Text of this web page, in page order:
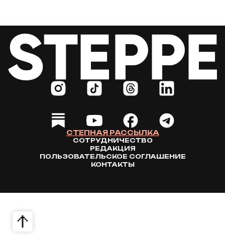
СТЕПНАЯ РАССЫЛКА
СОТРУДНИЧЕСТВО
РЕДАКЦИЯ
ПОЛЬЗОВАТЕЛЬСКОЕ СОГЛАШЕНИЕ
КОНТАКТЫ